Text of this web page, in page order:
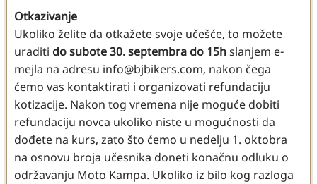
Otkazivanje
Ukoliko želite da otkažete svoje učešće, to možete
uraditi do subote 30. septembra do 15hslanjem e-
mejla na adresu info@bjbikers.com, nakon čega
ćemo vas kontaktirati i organizovati refundaciju
kotizacije. Nakon tog vremena nije moguće dobiti
refundaciju novca ukoliko niste u mogućnosti da
dođete na kurs, zato što ćemo u nedelju 1. oktobra
na osnovu broja učesnika doneti konačnu odluku o
održavanju Moto Kampa. Ukoliko iz bilo kog razloga